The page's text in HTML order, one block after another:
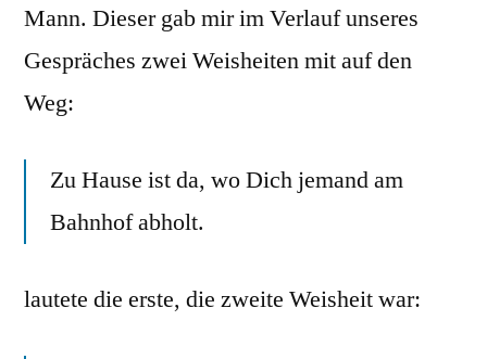
Mann. Dieser gab mir im Verlauf unseres
Gespräches zwei Weisheiten mit auf den
Weg:
Zu Hause ist da, wo Dich jemand am
Bahnhof abholt.
lautete die erste, die zweite Weisheit war: